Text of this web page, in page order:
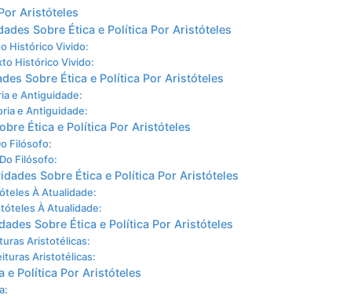
Aristóteles
Sobre Ética e Política Por Aristóteles
Histórico Vivido:
Histórico Vivido:
Sobre Ética e Política Por Aristóteles
e Antiguidade:
e Antiguidade:
Ética e Política Por Aristóteles
Filósofo:
Filósofo:
Sobre Ética e Política Por Aristóteles
À Atualidade:
À Atualidade:
Sobre Ética e Política Por Aristóteles
Aristotélicas:
Aristotélicas:
e Política Por Aristóteles